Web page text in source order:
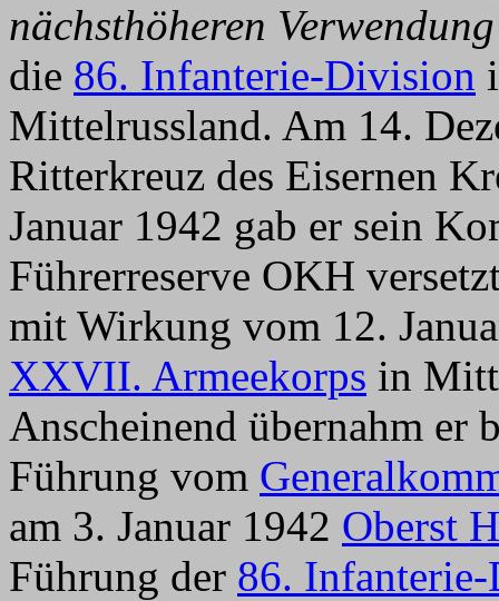
nächsthöheren
die 86. Infanterie-Division
Mittelrussland. Am 14.
Ritterkreuz des Eisernen
Januar 1942 gab er sein
Führerreserve OKH
mit Wirkung vom 12.
XXVII. Armeekorps in
Anscheinend übernahm er
Führung vom
am 3. Januar 1942 Oberst
Führung der 86.